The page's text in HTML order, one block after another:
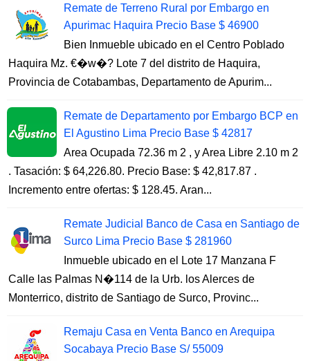
Remate de Terreno Rural por Embargo en
Apurimac Haquira Precio Base $ 46900
Bien Inmueble ubicado en el Centro Poblado
Haquira Mz. €�w�? Lote 7 del distrito de Haquira,
Provincia de Cotabambas, Departamento de Apurim...
Remate de Departamento por Embargo BCP en
El Agustino Lima Precio Base $ 42817
Area Ocupada 72.36 m 2 , y Area Libre 2.10 m 2
. Tasación: $ 64,226.80. Precio Base: $ 42,817.87 .
Incremento entre ofertas: $ 128.45. Aran...
Remate Judicial Banco de Casa en Santiago de
Surco Lima Precio Base $ 281960
Inmueble ubicado en el Lote 17 Manzana F
Calle las Palmas N�114 de la Urb. los Alerces de
Monterrico, distrito de Santiago de Surco, Provinc...
Remaju Casa en Venta Banco en Arequipa
Socabaya Precio Base S/ 55009